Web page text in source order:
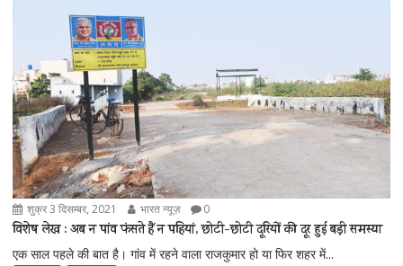
शुक्र 3 दिसम्बर, 2021 भारत न्यूज़ 0
विशेष लेख : अब न पांव फंसते हैं न पहियां, छोटी-छोटी दूरियों की दूर हुई बड़ी समस्या
एक साल पहले की बात है। गांव में रहने वाला राजकुमार हो या फिर शहर में...